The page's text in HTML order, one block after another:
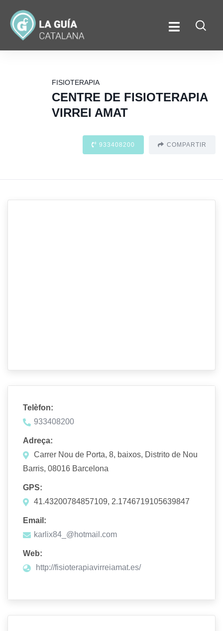
FISIOTERAPIA
CENTRE DE FISIOTERAPIA
VIRREI AMAT
933408200 COMPARTIR
Telèfon:
933408200
Adreça:
Carrer Nou de Porta, 8, baixos, Distrito de Nou
Barris, 08016 Barcelona
GPS:
41.43200784857109, 2.1746719105639847
Email:
karlix84_@hotmail.com
Web:
http://fisioterapiavirreiamat.es/